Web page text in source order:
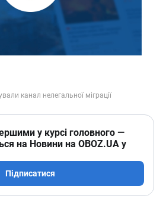
у курсі головного —
на Новини на OBOZ.UA у
Підписатися